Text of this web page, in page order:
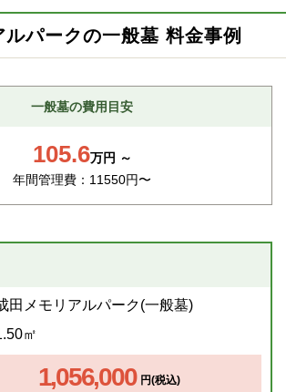
ルパークの一般墓 料金事例
一般墓の費用目安
105.6万円 ～
年間管理費：11550円〜
田メモリアルパーク(一般墓)
㎡
1,056,000 円(税込)